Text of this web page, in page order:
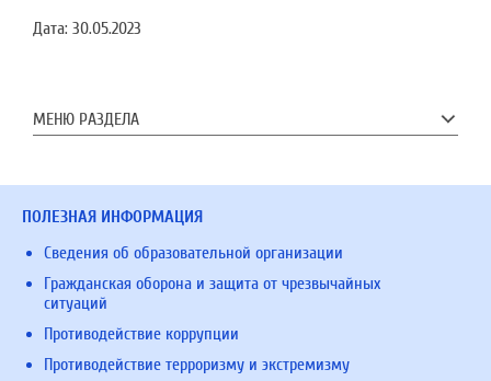
Дата: 30.05.2023
МЕНЮ РАЗДЕЛА
ПОЛЕЗНАЯ ИНФОРМАЦИЯ
Сведения об образовательной организации
Гражданская оборона и защита от чрезвычайных
ситуаций
Противодействие коррупции
Противодействие терроризму и экстремизму